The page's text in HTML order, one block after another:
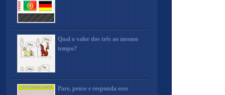
Qual o valor dos três ao mesmo
tempo?
Pare, pense e responda esse